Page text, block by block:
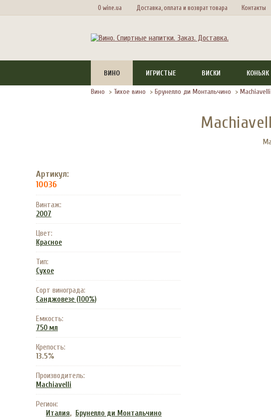
О wine.ua Доставка, оплата и возврат товара Контакты
ВИНО ИГРИСТЫЕ ВИСКИ КОНЬЯК
Вино > Тихое вино > Брунелло ди Монтальчино > Machiavelli
Артикул:
10036
Винтаж:
2007
Цвет:
Красное
Тип:
Сухое
Сорт винограда:
Санджовезе (100%)
Емкость:
750 мл
Крепость:
13.5%
Производитель:
Machiavelli
Регион:
Италия, Брунелло ди Монтальчино